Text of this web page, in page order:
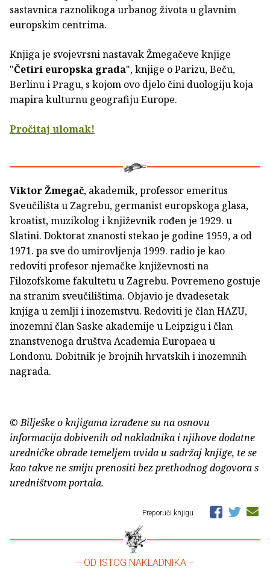
sastavnica raznolikoga urbanog života u glavnim
europskim centrima.
Knjiga je svojevrsni nastavak Žmegačeve knjige
"Četiri europska grada", knjige o Parizu, Beču,
Berlinu i Pragu, s kojom ovo djelo čini duologiju koja
mapira kulturnu geografiju Europe.
Pročitaj ulomak!
Viktor Žmegač, akademik, professor emeritus
Sveučilišta u Zagrebu, germanist europskoga glasa,
kroatist, muzikolog i književnik rođen je 1929. u
Slatini. Doktorat znanosti stekao je godine 1959, a od
1971. pa sve do umirovljenja 1999. radio je kao
redoviti profesor njemačke književnosti na
Filozofskome fakultetu u Zagrebu. Povremeno gostuje
na stranim sveučilištima. Objavio je dvadesetak
knjiga u zemlji i inozemstvu. Redoviti je član HAZU,
inozemni član Saske akademije u Leipzigu i član
znanstvenoga društva Academia Europaea u
Londonu. Dobitnik je brojnih hrvatskih i inozemnih
nagrada.
© Bilješke o knjigama izrađene su na osnovu
informacija dobivenih od nakladnika i njihove dodatne
uredničke obrade temeljem uvida u sadržaj knjige, te se
kao takve ne smiju prenositi bez prethodnog dogovora s
uredništvom portala.
Preporuči knjigu
– OD ISTOG NAKLADNIKA –